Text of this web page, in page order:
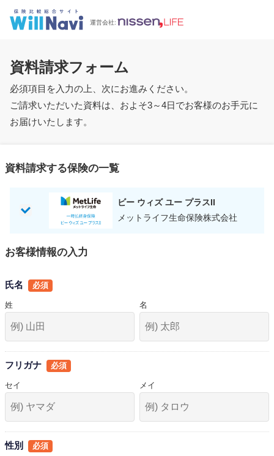
運営会社:
資料請求フォーム
必須項目を入力の上、次にお進みください。
ご請求いただいた資料は、およそ3～4日でお客様のお手元に
お届けいたします。
資料請求する保険の一覧
ビー ウィズ ユー プラスII
メットライフ生命保険株式会社
お客様情報の入力
氏名
姓 名
フリガナ
セイ メイ
性別